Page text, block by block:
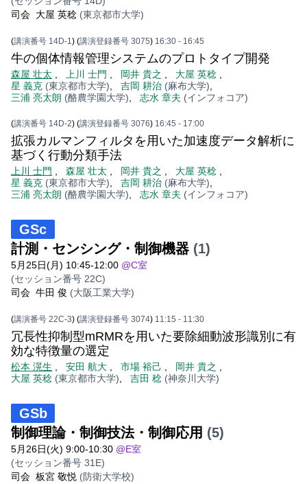
司会 大屋 英稔 (東京都市大学)
(講演番号 14D-1) (講演登録番号 3075) 16:30 - 16:45
牛の個体情報管理システムのプロトタイプ開発
森屋 壮太 上川 士門 岡井 貴之 大屋 英稔
星 義克 (東京都市大学) 吉岡 耕治 (麻布大学)
三浦 亮太朗 (酪農学園大学) 志水 章夫 (インフォコア)
(講演番号 14D-2) (講演登録番号 3076) 16:45 - 17:00
拡張カルマンフィルタを用いた加速度データ解析に
基づく行動分類手法
上川 士門 森屋 壮太 岡井 貴之 大屋 英稔
星 義克 (東京都市大学) 吉岡 耕治 (麻布大学)
三浦 亮太朗 (酪農学園大学) 志水 章夫 (インフォコア)
GSc
計測・センシング・制御機器 (1)
5月25日(月) 10:45-12:00 @C室
(セッション番号 22C)
司会 牛田 俊 (大阪工業大学)
(講演番号 22C-3) (講演登録番号 3074) 11:15 - 11:30
冗長性抑制型mRMRを用いた要除細動波形識別に有
効な特徴量の選定
松本 滉生 安田 航大 市場 裕己 岡井 貴之
大屋 英稔 (東京都市大学) 吉田 稔 (神奈川大学)
GSb
制御理論・制御技法・制御応用 (5)
5月26日(火) 9:00-10:30 @E室
(セッション番号 31E)
司会 板宮 敬悦 (防衛大学校)